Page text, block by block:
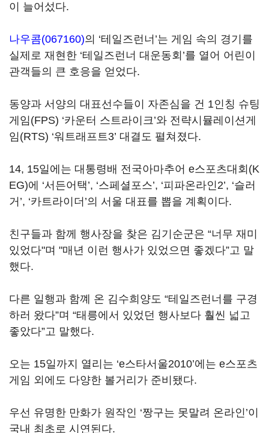
이 늘어섰다.
나우콤(067160)의 ‘테일즈런너’는 게임 속의 경기를
실제로 재현한 ‘테일즈런너 대운동회’를 열어 어린이
관객들의 큰 호응을 얻었다.
동양과 서양의 대표선수들이 자존심을 건 1인칭 슈팅
게임(FPS) ‘카운터 스트라이크’와 전략시뮬레이션게
임(RTS) ‘워트래프트3’ 대결도 펼쳐졌다.
14, 15일에는 대통령배 전국아마추어 e스포츠대회(K
EG)에 ‘서든어택’, ‘스페셜포스’, ‘피파온라인2’, ‘슬러
거’, ‘카트라이더’의 서울 대표를 뽑을 계획이다.
친구들과 함께 행사장을 찾은 김기순군은 “너무 재미
있었다"며 "매년 이런 행사가 있었으면 좋겠다”고 말
했다.
다른 일행과 함꼐 온 김수희양도 “테일즈런너를 구경
하러 왔다”며 “태릉에서 있었던 행사보다 훨씬 넓고
좋았다”고 말했다.
오는 15일까지 열리는 ‘e스타서울2010’에는 e스포츠
게임 외에도 다양한 볼거리가 준비됐다.
우선 유명한 만화가 원작인 ‘짱구는 못말려 온라인’이
국내 최초로 시연된다.